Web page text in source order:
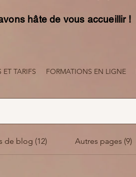
hâte de vous accueillir !
ET TARIFS FORMATIONS EN LIGNE
de blog (12) Autres pages (9)